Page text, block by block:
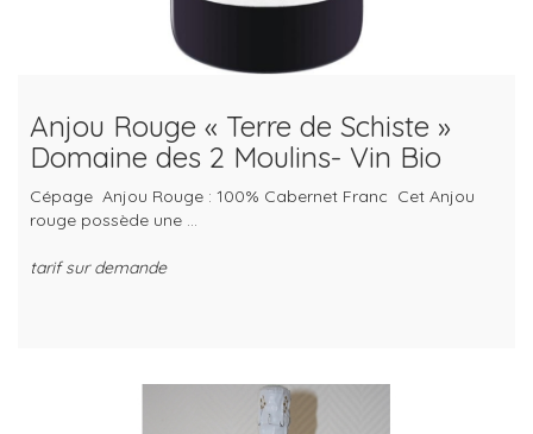
Anjou Rouge « Terre de Schiste »
Domaine des 2 Moulins- Vin Bio
Cépage Anjou Rouge : 100% Cabernet Franc Cet Anjou
rouge possède une ...
tarif sur demande